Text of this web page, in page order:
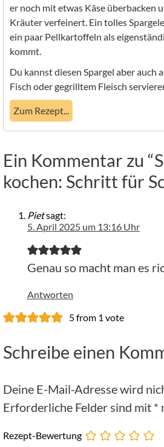
er noch mit etwas Käse überbacken
Kräuter verfeinert. Ein tolles
ein paar Pellkartoffeln als
kommt.
Du kannst diesen Spargel aber auch
Fisch oder gegrilltem Fleisch
Zum Rezept...
Ein Kommentar zu
kochen: Schritt für
Pietsagt:
5. April 2025 um 13:16 Uhr
Genau so macht man es
Antworten
5 from 1 vote
Schreibe einen
Deine E-Mail-Adresse wird
Erforderliche Felder sind mit *
Rezept-Bewertung